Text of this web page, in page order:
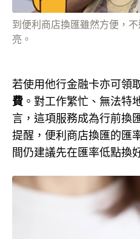
到便利商店換匯雖然方便，
亮。
若使用他行金融卡亦可領
費 。對工作繁忙、無法特
言，這項服務成為行前換
提醒，便利商店換匯的匯
間仍建議先在匯率低點換